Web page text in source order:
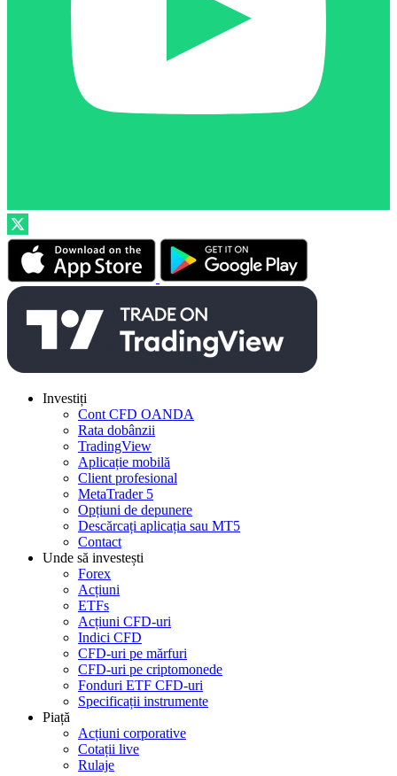
Investiți
Cont CFD OANDA
Rata dobânzii
TradingView
Aplicație mobilă
Client profesional
MetaTrader 5
Opțiuni de depunere
Descărcați aplicația sau MT5
Contact
Unde să investești
Forex
Acțiuni
ETFs
Acțiuni CFD-uri
Indici CFD
CFD-uri pe mărfuri
CFD-uri pe criptomonede
Fonduri ETF CFD-uri
Specificații instrumente
Piață
Acțiuni corporative
Cotații live
Rulaje